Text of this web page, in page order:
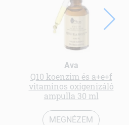
Ava
Q10 koenzim és a+e+f
vitaminos oxigenizáló
ampulla 30 ml
MEGNÉZEM